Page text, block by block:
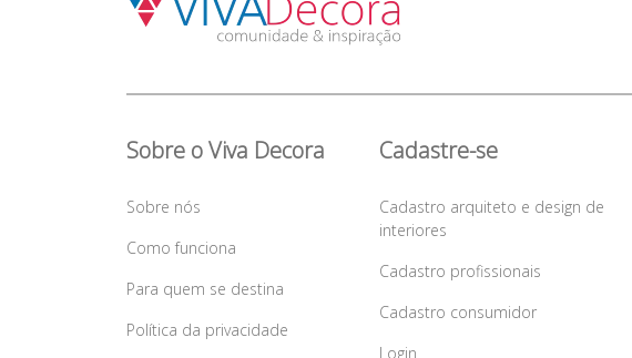
Sobre o Viva Decora
Sobre nós
Como funciona
Para quem se destina
Política da privacidade
Cadastre-se
Cadastro arquiteto e design de
interiores
Cadastro profissionais
Cadastro consumidor
Login